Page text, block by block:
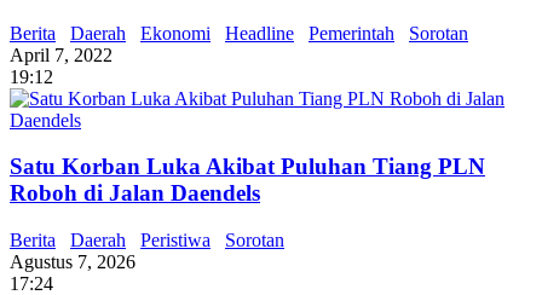
Berita Daerah Ekonomi Headline Pemerintah
Sorotan
April 7, 2022
19:12
Satu Korban Luka Akibat Puluhan Tiang PLN
Roboh di Jalan Daendels
Berita Daerah Peristiwa
Sorotan
Agustus 7, 2026
17:24